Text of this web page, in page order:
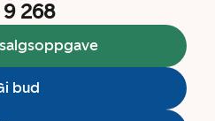
268
bud